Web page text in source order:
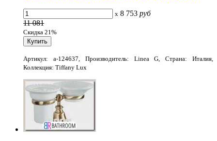
x 8 753 руб
11 081
Скидка 21%
Артикул: a-124637, Производитель: Linea G, Страна: Италия,
Коллекция: Tiffany Lux